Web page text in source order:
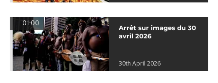
01:00
Arrêt sur images du 30
avril 2026
30th April 2026